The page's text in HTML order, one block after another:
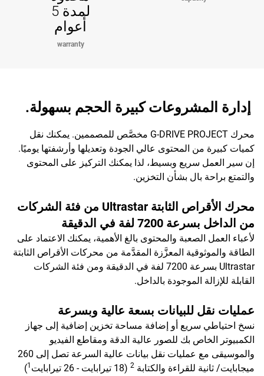
لمدة 5
أعوام
warranty
إدارة المشروعات كبيرة الحجم بسهولة.
محرك G-DRIVE PROJECT مخصَّص للمصممين. يمكنك نقل
كميات كبيرة من المحتوى عالي الجودة وتعديلها وأرشفتها يوميًا.
إن سير العمل سريع وبسيط، لذا يمكنك التركيز على المحتوى
والتمتع براحة بال بشأن التخزين.
محرك الأقراص الثابتة Ultrastar من فئة الشركات
من الداخل بسرعة 7200 لفة في الدقيقة
لأعباء العمل الصعبة والمحتوى بالغ الأهمية، يمكنك الاعتماد على
الطاقة والموثوقية المعزَّزة المقدَّمة من محركات الأقراص الثابتة
Ultrastar بسرعة 7200 لفة في الدقيقة ومن فئة الشركات
القابلة للإزالة الموجودة بالداخل.
عمليات نقل للبيانات بسعة عالية وبسرعة
نسخ احتياطي سريع أو إضافة مساحة تخزين إضافية إلى جهاز
الكمبيوتر الخاص بك للصور عالية الدقة ومقاطع الفيديو
والموسيقى مع عمليات نقل بيانات عالية السرعة تصل إلى 260
ميجابايت/ ثانية للقراءة والكتابة 2 (18 تيرابايت - 26 تيرابايت 1
)